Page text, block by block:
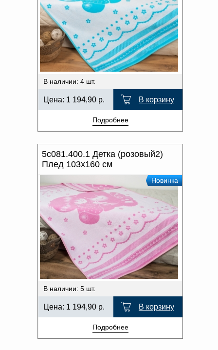
В наличии: 4 шт.
Цена: 1 194,90 р. В корзину
Подробнее
5с081.400.1 Детка (розовый2)
Плед 103х160 см
Новинка
В наличии: 5 шт.
Цена: 1 194,90 р. В корзину
Подробнее